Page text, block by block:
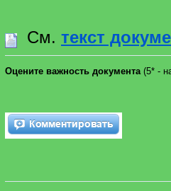
См. текст
Оцените важность документа(5* -